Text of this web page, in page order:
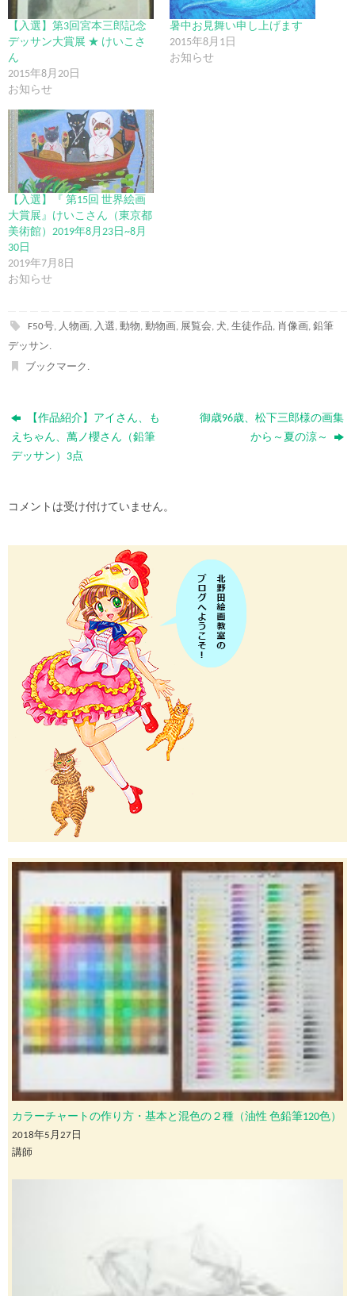
【入選】第3回宮本三郎記念
デッサン大賞展 ★ けいこさ
ん
2015年8月20日
お知らせ
暑中お見舞い申し上げます
2015年8月1日
お知らせ
【入選】『 第15回 世界絵画
大賞展』けいこさん（東京都
美術館）2019年8月23日~8月
30日
2019年7月8日
お知らせ
F50号, 人物画, 入選, 動物 , 動物画, 展覧会, 犬, 生徒作品, 肖像画, 鉛筆
デッサン.
ブックマーク .
【作品紹介】アイさん、も
えちゃん、萬ノ櫻さん（鉛筆
デッサン）3点
御歳96歳、松下三郎様の画集
から～夏の涼～
コメントは受け付けていません。
カラーチャートの作り方・基本と混色の２種（油性 色鉛筆120色）
2018年5月27日
講師